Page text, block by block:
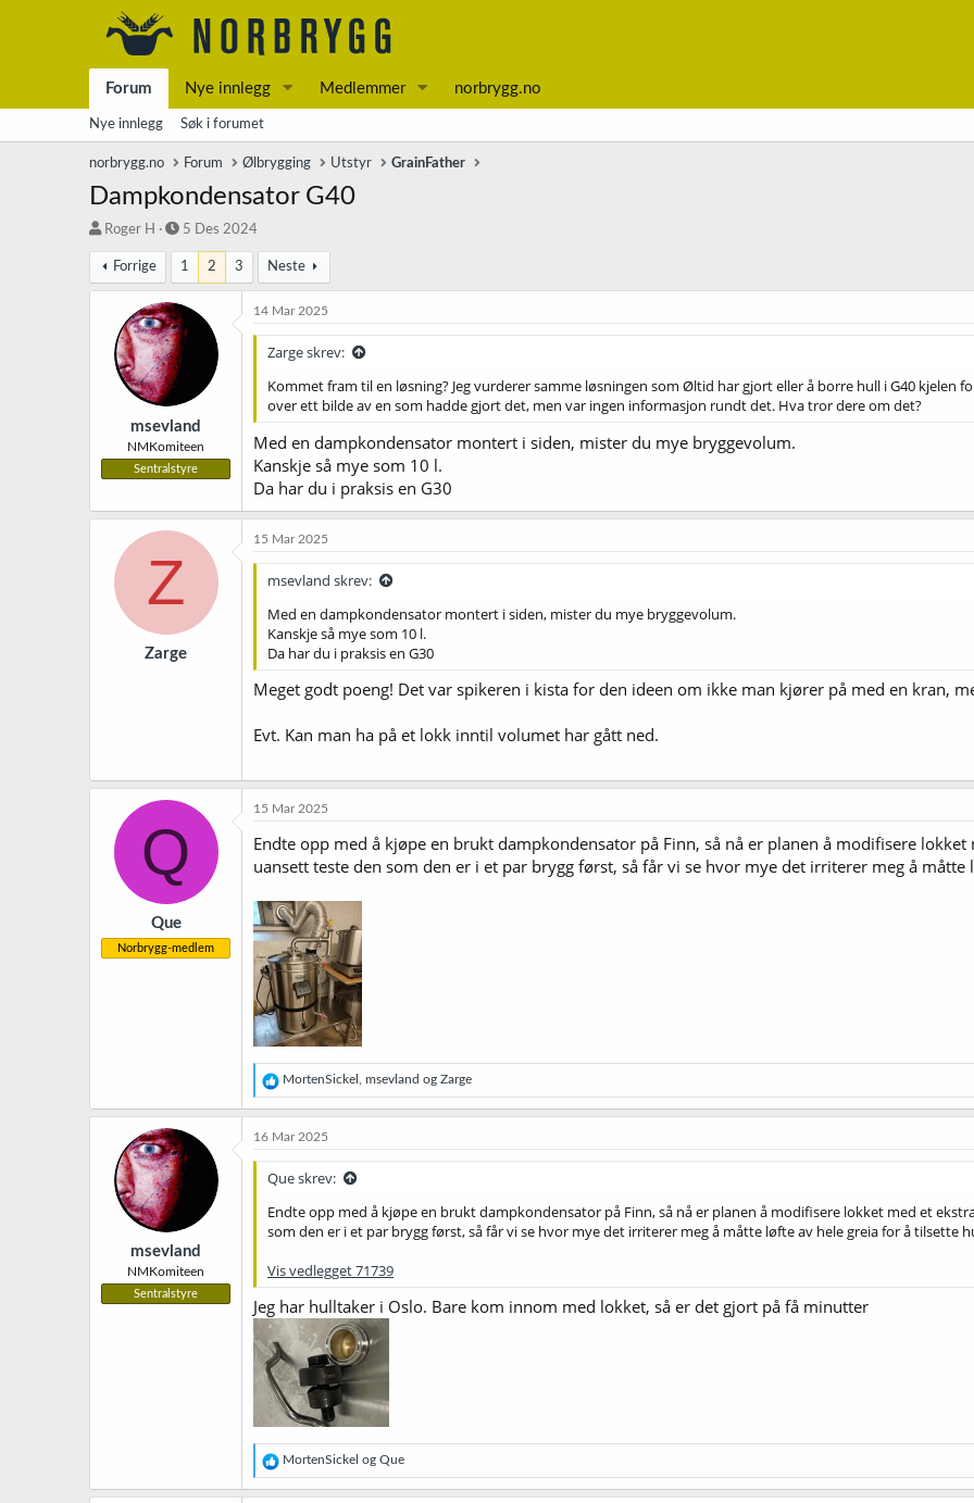
Forum Nye innlegg Medlemmer norbrygg.no
Nye innlegg Søk i forumet
norbrygg.no Forum Ølbrygging Utstyr GrainFather
Dampkondensator G40
T
å
d
Roger H
S
a
r
t
d
a
5 Des 2024
Forrige 1 2 3 Neste
msevland
NMKomiteen
Sentralstyre
14 Mar 2025
Zarge skrev:
Kommet fram til en løsning? Jeg vurderer samme løsningen som Øltid har gjort eller å borre hull i G40 kjelen
over ett bilde av en som hadde gjort det, men var ingen informasjon rundt det. Hva tror dere om det?
Med en dampkondensator montert i siden, mister du mye bryggevolum.
Kanskje så mye som 10 l.
Da har du i praksis en G30
Z
Zarge
15 Mar 2025
msevland skrev:
Med en dampkondensator montert i siden, mister du mye bryggevolum.
Kanskje så mye som 10 l.
Da har du i praksis en G30
Meget godt poeng! Det var spikeren i kista for den ideen om ikke man kjører på med en kran,
Evt. Kan man ha på et lokk inntil volumet har gått ned.
Q
Que
Norbrygg-medlem
15 Mar 2025
Endte opp med å kjøpe en brukt dampkondensator på Finn, så nå er planen å modifisere
uansett teste den som den er i et par brygg først, så får vi se hvor mye det irriterer meg å
R
e
a
k
j
o
e
r
MortenSickel msevland og Zarge
msevland
NMKomiteen
Sentralstyre
16 Mar 2025
Que skrev:
Endte opp med å kjøpe en brukt dampkondensator på Finn, så nå er planen å modifisere lokket med et
som den er i et par brygg først, så får vi se hvor mye det irriterer meg å måtte løfte av hele greia for å tilsette
Vis vedlegget 71739
Jeg har hulltaker i Oslo. Bare kom innom med lokket, så er det gjort på få minutter
R
e
a
MortenSickel og Que